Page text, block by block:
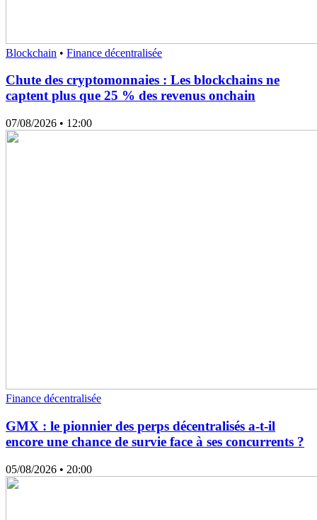
Blockchain • Finance décentralisée
Chute des cryptomonnaies : Les blockchains ne
captent plus que 25 % des revenus onchain
07/08/2026 • 12:00
Finance décentralisée
GMX : le pionnier des perps décentralisés a-t-il
encore une chance de survie face à ses concurrents ?
05/08/2026 • 20:00